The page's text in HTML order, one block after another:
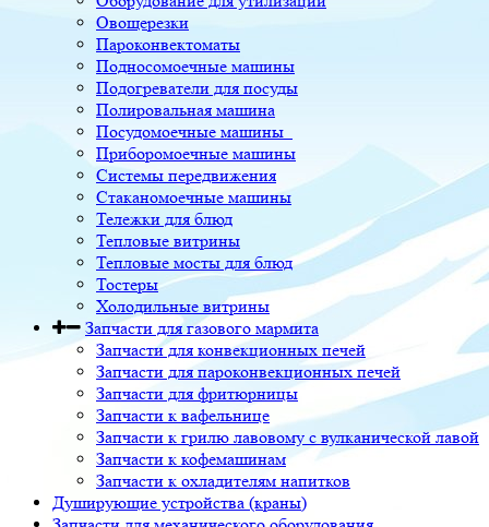
Овощерезки
Пароконвектоматы
Подносомоечные машины
Подогреватели для посуды
Полировальная машина
Посудомоечные машины
Приборомоечные машины
Системы передвижения
Стаканомоечные машины
Тележки для блюд
Тепловые витрины
Тепловые мосты для блюд
Тостеры
Холодильные витрины
Запчасти для газового мармита
Запчасти для конвекционных печей
Запчасти для пароконвекционных печей
Запчасти для фритюрницы
Запчасти к вафельнице
Запчасти к грилю лавовому с вулканической лавой
Запчасти к кофемашинам
Запчасти к охладителям напитков
Душирующие устройства (краны)